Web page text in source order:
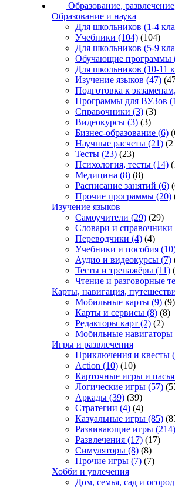
Образование,
Образование и наука
Для школьников (1-4
Учебники (104) (104)
Для школьников (5-9
Обучающие программы
Для школьников (10-11
Изучение языков (47)
Подготовка к
Программы для ВУЗов
Справочники (3) (3)
Видеокурсы (3) (3)
Бизнес-образование (6)
Научные расчеты (21)
Тесты (23) (23)
Психология, тесты (14)
Медицина (8) (8)
Расписание занятий (6)
Прочие программы (20)
Изучение языков
Самоучители (29) (29)
Словари и справочники
Переводчики (4) (4)
Учебники и пособия
Аудио и видеокурсы (7)
Тесты и тренажёры (11)
Чтение и разговорные
Карты, навигация,
Мобильные карты (9) (9)
Карты и сервисы (8) (8)
Редакторы карт (2) (2)
Мобильные навигаторы
Игры и развлечения
Приключения и квесты
Action (10) (10)
Карточные игры и
Логические игры (57)
Аркады (39) (39)
Стратегии (4) (4)
Казуальные игры (85)
Развивающие игры (214)
Развлечения (17) (17)
Симуляторы (8) (8)
Прочие игры (7) (7)
Хобби и увлечения
Дом, семья, сад и огород